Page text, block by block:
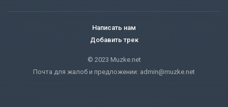
Написать нам
Добавить трек
© 2023 Muzke.net
Почта для жалоб и предложении: admin@muzke.net